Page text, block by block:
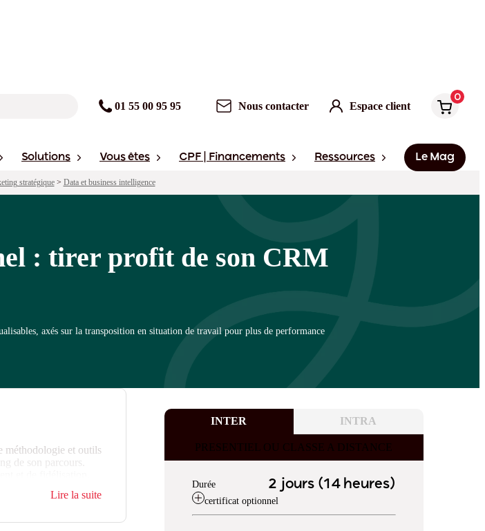
01 55 00 95 95 Nous contacter Espace client
0
Solutions Vous êtes CPF | Financements Ressources Le Mag
stratégique> Data et business intelligence
: tirer profit de son CRM
axés sur la transposition en situation de travail pour plus de performance
INTER INTRA
PRESENTIEL OU CLASSE A DISTANCE
Durée 2 jours (14 heures)
certificat optionnel
méthodologie et outils
de son parcours.
Lire la suite